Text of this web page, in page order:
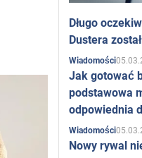
Długo
Dustera
Wiadomości
Jak gotować
podstawowa
odpowiednia
Wiadomości
Nowy rywal